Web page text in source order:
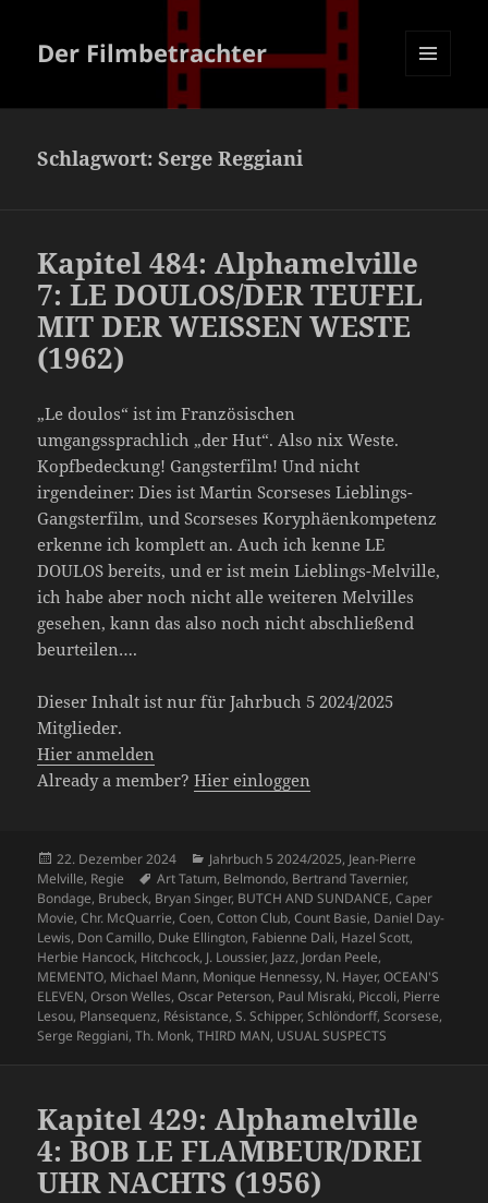
Der Filmbetrachter
Schlagwort:Serge Reggiani
Kapitel 484: Alphamelville
7: LE DOULOS/DER TEUFEL
MIT DER WEISSEN WESTE
(1962)
„Le doulos“ ist im Französischen
umgangssprachlich „der Hut“. Also nix Weste.
Kopfbedeckung! Gangsterfilm! Und nicht
irgendeiner: Dies ist Martin Scorseses Lieblings-
Gangsterfilm, und Scorseses Koryphäenkompetenz
erkenne ich komplett an. Auch ich kenne LE
DOULOS bereits, und er ist mein Lieblings-Melville,
ich habe aber noch nicht alle weiteren Melvilles
gesehen, kann das also noch nicht abschließend
beurteilen….
Dieser Inhalt ist nur für Jahrbuch 5 2024/2025
Mitglieder.
Hier anmelden
Already a member?Hier einloggen
Veröffentlicht
am
22. Dezember 2024 Kategorien
Jahrbuch 5 2024/2025, Jean-Pierre
Melville, Regie Schlagwörter
Art Tatum, Belmondo, Bertrand Tavernier,
Bondage, Brubeck, Bryan Singer, BUTCH AND SUNDANCE,Caper
Movie,Chr. McQuarrie,Coen,Cotton Club,Count Basie, Daniel Day-
Lewis, Don Camillo, Duke Ellington, Fabienne Dali, Hazel Scott,
Herbie Hancock, Hitchcock, J. Loussier, Jazz, Jordan Peele,
MEMENTO, Michael Mann, Monique Hennessy, N. Hayer,OCEAN'S
ELEVEN,Orson Welles,Oscar Peterson, Paul Misraki, Piccoli, Pierre
Lesou, Plansequenz, Résistance,S. Schipper,Schlöndorff,Scorsese,
Serge Reggiani,Th. Monk,THIRD MAN, USUAL SUSPECTS
Kapitel 429: Alphamelville
4: BOB LE FLAMBEUR/DREI
UHR NACHTS (1956)